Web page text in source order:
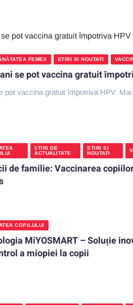
FEMEII STIRI SI NOUTATI
se pot vaccina gratuit
pot vaccina gratuit împotriva HPV. Mai
ȘTIRI DE
ACTUALITATE
STIRI SI
NOUTATI
de familie: Vaccinarea
COPILULUI
MiYOSMART – Soluție
a miopiei la copii